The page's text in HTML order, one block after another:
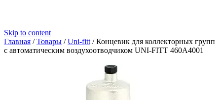
Skip to content
Главная /Товары /Uni-fitt /Концевик для коллекторных групп
с автоматическим воздухоотводчиком UNI-FITT 460A4001